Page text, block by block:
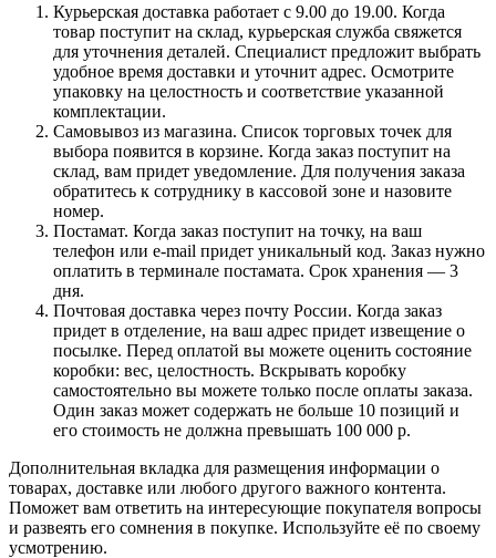
Курьерская доставка работает с 9.00 до 19.00. Когда
товар поступит на склад, курьерская служба свяжется
для уточнения деталей. Специалист предложит выбрать
удобное время доставки и уточнит адрес. Осмотрите
упаковку на целостность и соответствие указанной
комплектации.
Самовывоз из магазина. Список торговых точек для
выбора появится в корзине. Когда заказ поступит на
склад, вам придет уведомление. Для получения заказа
обратитесь к сотруднику в кассовой зоне и назовите
номер.
Постамат. Когда заказ поступит на точку, на ваш
телефон или e-mail придет уникальный код. Заказ нужно
оплатить в терминале постамата. Срок хранения — 3
дня.
Почтовая доставка через почту России. Когда заказ
придет в отделение, на ваш адрес придет извещение о
посылке. Перед оплатой вы можете оценить состояние
коробки: вес, целостность. Вскрывать коробку
самостоятельно вы можете только после оплаты заказа.
Один заказ может содержать не больше 10 позиций и
его стоимость не должна превышать 100 000 р.
Дополнительная вкладка для размещения информации о
товарах, доставке или любого другого важного контента.
Поможет вам ответить на интересующие покупателя вопросы
и развеять его сомнения в покупке. Используйте её по своему
усмотрению.